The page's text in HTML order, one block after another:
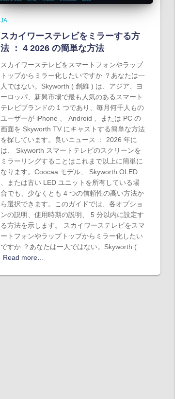
JA
スカイワーステレビをミラーする方
法 ： 4 2026 の簡単な方法
スカイワーステレビをスマートフォンやラップ
トップからミラー化したいですか ？あなたは一
人ではない。Skyworth ( 創維 ) は、アジア、ヨ
ーロッパ、新興市場で最も人気のあるスマート
テレビブランドの 1 つであり、毎月何千人もの
ユーザーが iPhone 、 Android 、または PC の
画面を Skyworth TV にキャストする簡単な方法
を探しています。良いニュース ： 2026 年に
は、 Skyworth スマートテレビのスクリーンを
ミラーリングすることはこれまで以上に簡単に
なります。Coocaa モデル、 Skyworth OLED
、または古い LED ユニットを所有している場
合でも、少なくとも 4 つの信頼性の高い方法か
ら選択できます。このガイドでは、各オプショ
ンの説明、使用時期の説明、 5 分以内に設定す
る方法を示します。 スカイワーステレビをスマ
ートフォンやラップトップからミラー化したい
ですか ？あなたは一人ではない。Skyworth (
Read more…